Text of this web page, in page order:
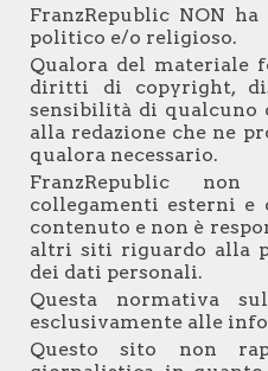
FranzRepublic NON ha
politico e/o religioso.
Qualora del materiale
diritti di copyright,
sensibilità di qualcuno
alla redazione che ne
qualora necessario.
FranzRepublic non
collegamenti esterni
contenuto e non è
altri siti riguardo alla
dei dati personali.
Questa normativa
esclusivamente alle
Questo sito non